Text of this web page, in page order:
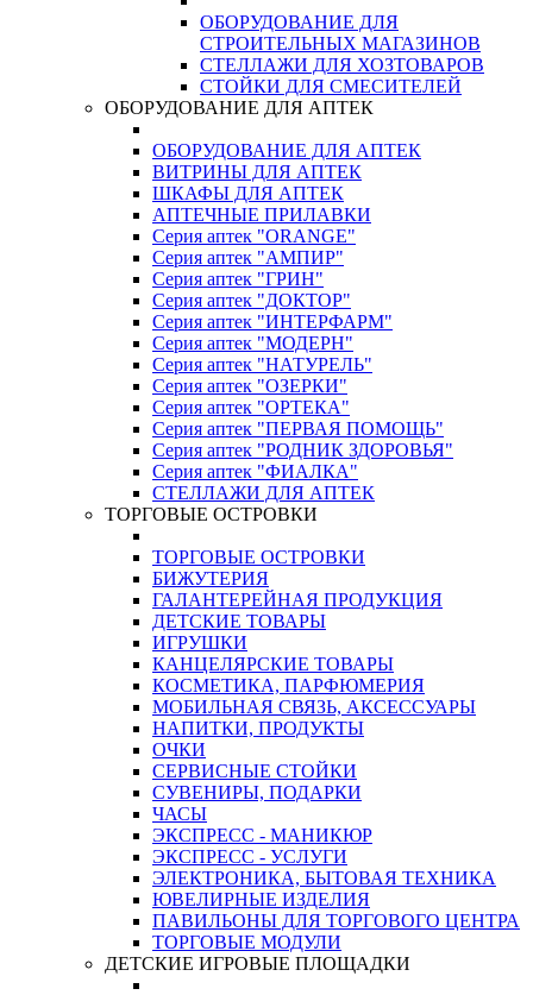
ОБОРУДОВАНИЕ ДЛЯ
СТРОИТЕЛЬНЫХ МАГАЗИНОВ
СТЕЛЛАЖИ ДЛЯ ХОЗТОВАРОВ
СТОЙКИ ДЛЯ СМЕСИТЕЛЕЙ
ОБОРУДОВАНИЕ ДЛЯ АПТЕК
ОБОРУДОВАНИЕ ДЛЯ АПТЕК
ВИТРИНЫ ДЛЯ АПТЕК
ШКАФЫ ДЛЯ АПТЕК
АПТЕЧНЫЕ ПРИЛАВКИ
Серия аптек "ORANGE"
Серия аптек "АМПИР"
Серия аптек "ГРИН"
Серия аптек "ДОКТОР"
Серия аптек "ИНТЕРФАРМ"
Серия аптек "МОДЕРН"
Серия аптек "НАТУРЕЛЬ"
Серия аптек "ОЗЕРКИ"
Серия аптек "ОРТЕКА"
Серия аптек "ПЕРВАЯ ПОМОЩЬ"
Серия аптек "РОДНИК ЗДОРОВЬЯ"
Серия аптек "ФИАЛКА"
СТЕЛЛАЖИ ДЛЯ АПТЕК
ТОРГОВЫЕ ОСТРОВКИ
ТОРГОВЫЕ ОСТРОВКИ
БИЖУТЕРИЯ
ГАЛАНТЕРЕЙНАЯ ПРОДУКЦИЯ
ДЕТСКИЕ ТОВАРЫ
ИГРУШКИ
КАНЦЕЛЯРСКИЕ ТОВАРЫ
КОСМЕТИКА, ПАРФЮМЕРИЯ
МОБИЛЬНАЯ СВЯЗЬ, АКСЕССУАРЫ
НАПИТКИ, ПРОДУКТЫ
ОЧКИ
СЕРВИСНЫЕ СТОЙКИ
СУВЕНИРЫ, ПОДАРКИ
ЧАСЫ
ЭКСПРЕСС - МАНИКЮР
ЭКСПРЕСС - УСЛУГИ
ЭЛЕКТРОНИКА, БЫТОВАЯ ТЕХНИКА
ЮВЕЛИРНЫЕ ИЗДЕЛИЯ
ПАВИЛЬОНЫ ДЛЯ ТОРГОВОГО ЦЕНТРА
ТОРГОВЫЕ МОДУЛИ
ДЕТСКИЕ ИГРОВЫЕ ПЛОЩАДКИ